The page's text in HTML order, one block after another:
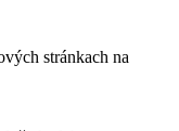
stránkach na